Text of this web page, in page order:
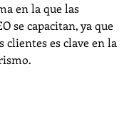
en la que las
se capacitan, ya que
clientes es clave en la